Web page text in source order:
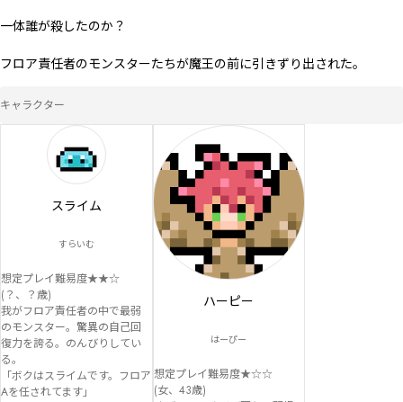
一体誰が殺したのか？
フロア責任者のモンスターたちが魔王の前に引きずり出された。
キャラクター
スライム
すらいむ
想定プレイ難易度★★☆
(？、？歳)
我がフロア責任者の中で最弱
のモンスター。驚異の自己回
復力を誇る。のんびりしてい
る。
「ボクはスライムです。フロア
Aを任されてます」
ハーピー
はーぴー
想定プレイ難易度★☆☆
(女、43歳)